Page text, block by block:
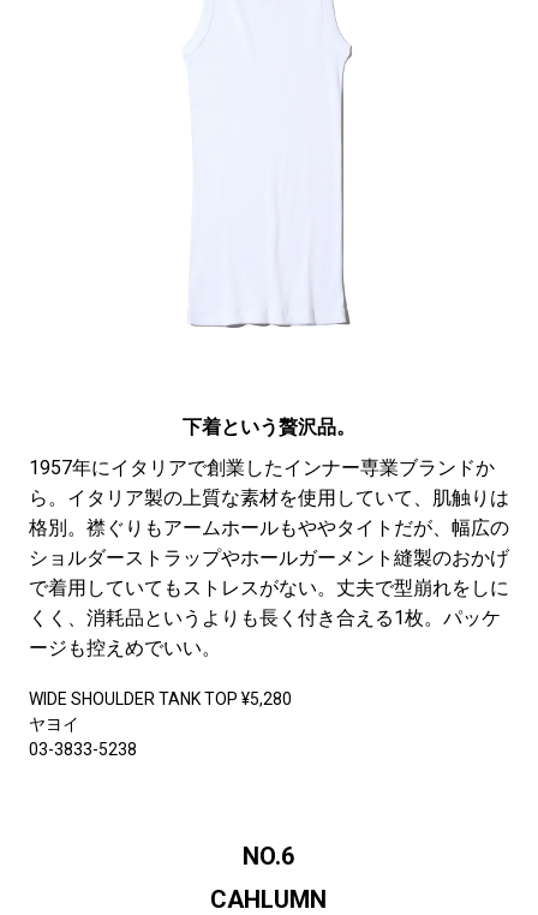
下着という贅沢品。
1957年にイタリアで創業したインナー専業ブランドか
ら。イタリア製の上質な素材を使用していて、肌触りは
格別。襟ぐりもアームホールもややタイトだが、幅広の
ショルダーストラップやホールガーメント縫製のおかげ
で着用していてもストレスがない。丈夫で型崩れをしに
くく、消耗品というよりも長く付き合える1枚。パッケ
ージも控えめでいい。
WIDE SHOULDER TANK TOP ¥5,280
ヤヨイ
03-3833-5238
NO.6
CAHLUMN